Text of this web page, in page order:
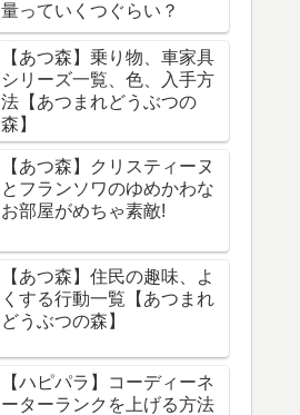
量っていくつぐらい？
【あつ森】乗り物、車家具
シリーズ一覧、色、入手方
法【あつまれどうぶつの
森】
【あつ森】クリスティーヌ
とフランソワのゆめかわな
お部屋がめちゃ素敵!
【あつ森】住民の趣味、よ
くする行動一覧【あつまれ
どうぶつの森】
【ハピパラ】コーディーネ
ーターランクを上げる方法